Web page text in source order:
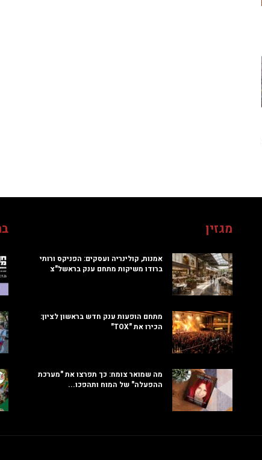
מגזין
אמנות, קולינריה ועסקים: הפניקס ורותי
ברודו משיקות מתחם ענק בראשל"צ
מתחם הופעות ענק חדש בראשון לציון:
הכירו את "TOX"
מה שמואר צומח: כך תפרצו את "מערכת
ההפעלה" של המוח ותהפכו...